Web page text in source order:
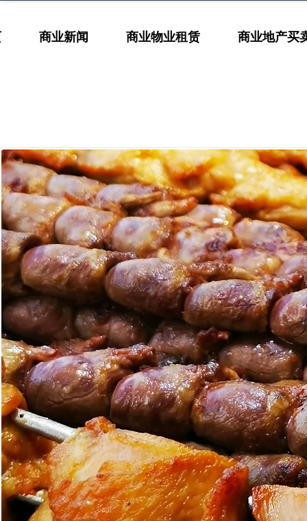
商业新闻 商业物业租赁 商业地产买